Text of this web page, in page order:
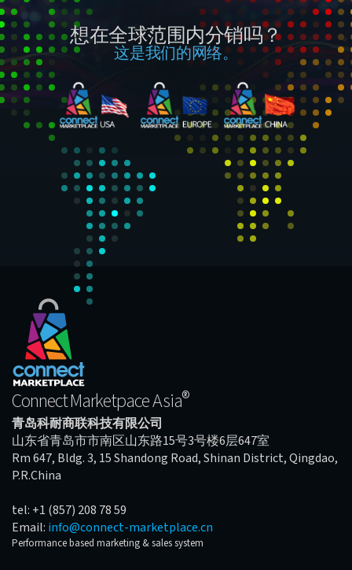
想在全球范围内分销吗？
这是我们的网络。
Connect Marketpace Asia®
青岛科耐商联科技有限公司
山东省青岛市市南区山东路15号3号楼6层647室
Rm 647, Bldg. 3, 15 Shandong Road, Shinan District, Qingdao,
P.R.China
tel: +1 (857) 208 78 59
Email: info@connect-marketplace.cn
Performance based marketing & sales system